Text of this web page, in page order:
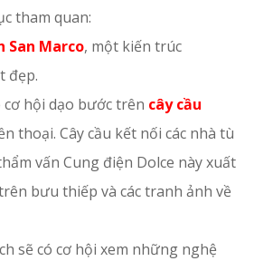
tham quan:
San Marco, một kiến trúc
đẹp.
cơ hội dạo bước trên cây cầu
thoại. Cây cầu kết nối các nhà tù
vấn Cung điện Dolce này xuất
bưu thiếp và các tranh ảnh về
sẽ có cơ hội xem những nghệ